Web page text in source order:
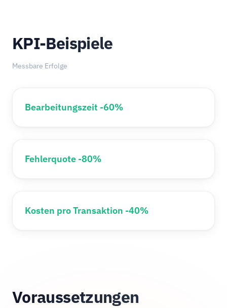
KPI-Beispiele
Messbare Erfolge
Bearbeitungszeit -60%
Fehlerquote -80%
Kosten pro Transaktion -40%
Voraussetzungen